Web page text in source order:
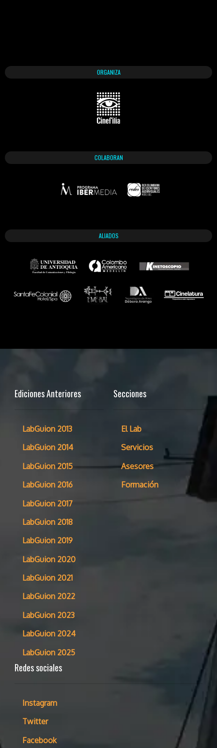
ORGANIZA
COLABORAN
ALIADOS
Ediciones Anteriores
LabGuion 2013
LabGuion 2014
LabGuion 2015
LabGuion 2016
LabGuion 2017
LabGuion 2018
LabGuion 2019
LabGuion 2020
LabGuion 2021
LabGuion 2022
LabGuion 2023
LabGuion 2024
LabGuion 2025
Secciones
El Lab
Servicios
Asesores
Formación
Redes sociales
Instagram
Twitter
Facebook